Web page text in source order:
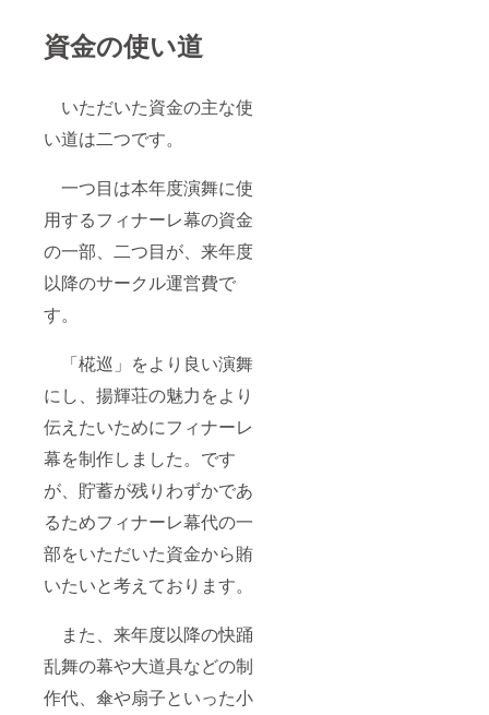
資金の使い道
いただいた資金の主な使
い道は二つです。
一つ目は本年度演舞に使
用するフィナーレ幕の資金
の一部、二つ目が、来年度
以降のサークル運営費で
す。
「椛巡」をより良い演舞
にし、揚輝荘の魅力をより
伝えたいためにフィナーレ
幕を制作しました。です
が、貯蓄が残りわずかであ
るためフィナーレ幕代の一
部をいただいた資金から賄
いたいと考えております。
また、来年度以降の快踊
乱舞の幕や大道具などの制
作代、傘や扇子といった小